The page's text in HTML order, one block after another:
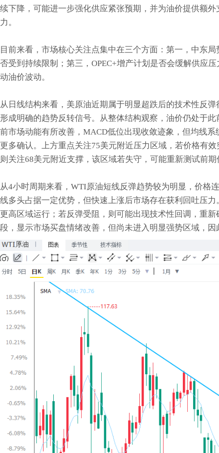
续下降，可能进一步强化供应紧张预期，并为油价提供额
力。
目前来看，市场核心关注点集中在三个方面：第一，中东
否受到持续限制；第三，OPEC+增产计划是否会缓解供应
动油价波动。
从日线结构来看，美原油近期属于明显超跌后的技术性反
形成明确的趋势反转信号。从整体结构观察，油价仍处于
前市场动能有所改善，MACD低位出现收敛迹象，但均线
更多确认。上方重点关注75美元附近压力区域，若价格有
则关注68美元附近支撑，该区域若失守，可能重新测试前期
从4小时周期来看，WTI原油短线反弹趋势较为明显，价格
线多头占据一定优势，但快速上涨后市场存在获利回吐压
更高区域运行；若反弹受阻，则可能出现技术性回调，重
段，显示市场买盘情绪改善，但尚未进入明显强势区域，